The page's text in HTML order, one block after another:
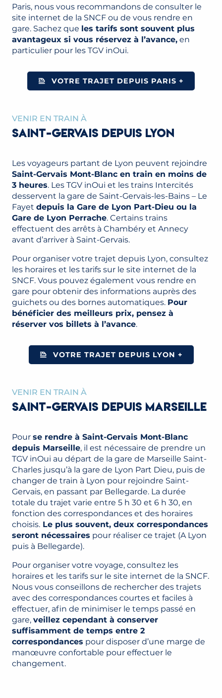
Paris, nous vous recommandons de consulter le
site internet de la SNCF ou de vous rendre en
gare. Sachez que les tarifs sont souvent plus
avantageux si vous réservez à l’avance, en
particulier pour les TGV inOui.
VOTRE TRAJET DEPUIS PARIS +
VENIR EN TRAIN À
SAINT-GERVAIS DEPUIS LYON
Les voyageurs partant de Lyon peuvent rejoindre
Saint-Gervais Mont-Blanc en train en moins de
3 heures. Les TGV inOui et les trains Intercités
desservent la gare de Saint-Gervais-les-Bains – Le
Fayet depuis la Gare de Lyon Part-Dieu ou la
Gare de Lyon Perrache. Certains trains
effectuent des arrêts à Chambéry et Annecy
avant d’arriver à Saint-Gervais.
Pour organiser votre trajet depuis Lyon, consultez
les horaires et les tarifs sur le site internet de la
SNCF. Vous pouvez également vous rendre en
gare pour obtenir des informations auprès des
guichets ou des bornes automatiques. Pour
bénéficier des meilleurs prix, pensez à
réserver vos billets à l’avance.
VOTRE TRAJET DEPUIS LYON +
VENIR EN TRAIN À
SAINT-GERVAIS DEPUIS MARSEILLE
Pour se rendre à Saint-Gervais Mont-Blanc
depuis Marseille, il est nécessaire de prendre un
TGV inOui au départ de la gare de Marseille Saint-
Charles jusqu’à la gare de Lyon Part Dieu, puis de
changer de train à Lyon pour rejoindre Saint-
Gervais, en passant par Bellegarde. La durée
totale du trajet varie entre 5 h 30 et 6 h 30, en
fonction des correspondances et des horaires
choisis. Le plus souvent, deux correspondances
seront nécessaires pour réaliser ce trajet (A Lyon
puis à Bellegarde).
Pour organiser votre voyage, consultez les
horaires et les tarifs sur le site internet de la SNCF.
Nous vous conseillons de rechercher des trajets
avec des correspondances courtes et faciles à
effectuer, afin de minimiser le temps passé en
gare, veillez cependant à conserver
suffisamment de temps entre 2
correspondances pour disposer d’une marge de
manœuvre confortable pour effectuer le
changement.